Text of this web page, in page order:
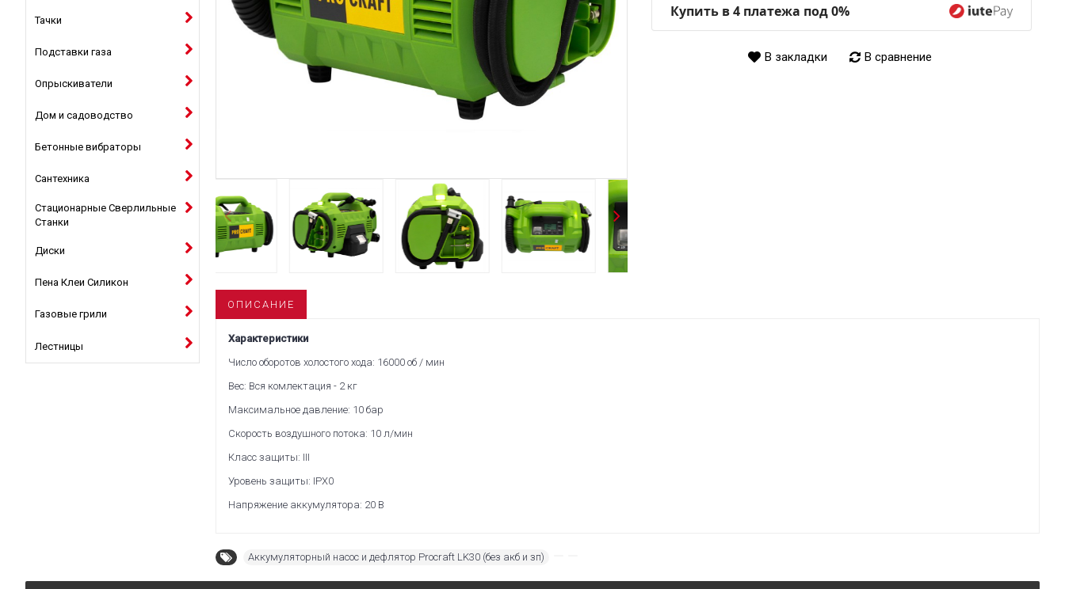
Тачки
Подставки газа
Опрыскиватели
Дом и садоводство
Бетонные вибраторы
Сантехника
Стационарные Сверлильные
Станки
Диски
Пена Клеи Силикон
Газовые грили
Лестницы
Купить в 4 платежа под 0%
В закладки В сравнение
ОПИСАНИЕ
Характеристики
Число оборотов холостого хода: 16000 об / мин
Вес: Вся комлектация - 2 кг
Максимальное давление: 10 бар
Скорость воздушного потока: 10 л/мин
Класс защиты: III
Уровень защиты: IPX0
Напряжение аккумулятора: 20 В
Аккумуляторный насос и дефлятор Procraft LK30 (без акб и зп)